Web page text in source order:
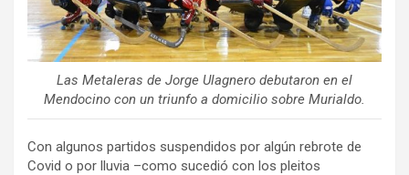
Las Metaleras de Jorge Ulagnero debutaron en el
Mendocino con un triunfo a domicilio sobre Murialdo.
Con algunos partidos suspendidos por algún rebrote de
Covid o por lluvia –como sucedió con los pleitos